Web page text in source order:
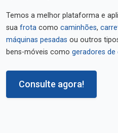
Temos a melhor plataforma e
sua frota como caminhões,
máquinas pesadas ou outros
bens-móveis como geradores de
Consulte agora!